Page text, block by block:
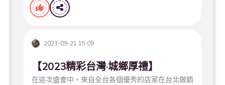
大東東夜市 每週一、二、五 18:00-00:30
#台南美食 #台南 #花園夜市 #大東夜市
店 #二師兄滷味 #二師兄古早味滷味 #夜市美食
2023-09-21 15:09
【2023精彩台灣·城鄉厚禮】
在這次盛會中，來自全台各個優秀的店家在台北做銷